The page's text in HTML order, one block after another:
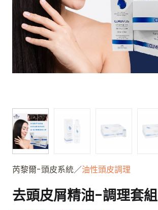
芮黎爾-頭皮系統／油性頭皮調理
去頭皮屑精油-調理套組